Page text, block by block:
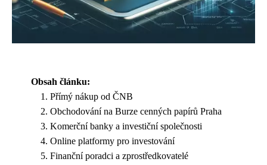
Obsah článku:
Přímý nákup od ČNB
Obchodování na Burze cenných papírů Praha
Komerční banky a investiční společnosti
Online platformy pro investování
Finanční poradci a zprostředkovatelé